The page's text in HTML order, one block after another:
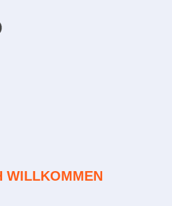
WILLKOMMEN